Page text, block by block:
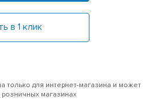
в 1 клик
только для интернет-магазина и может
розничных магазинах